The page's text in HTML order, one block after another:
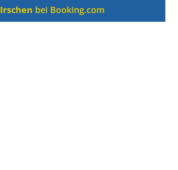
Irschen bei Booking.com
Alpine Coaster in Imst! Hier kannst Du Dir
Bilder des Coasters ansehen.